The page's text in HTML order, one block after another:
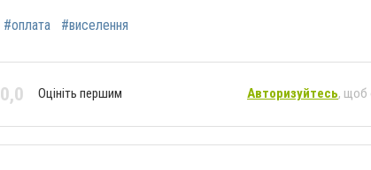
#оплата #виселення
0,0 Оцініть першим Авторизуйтесь, щоб